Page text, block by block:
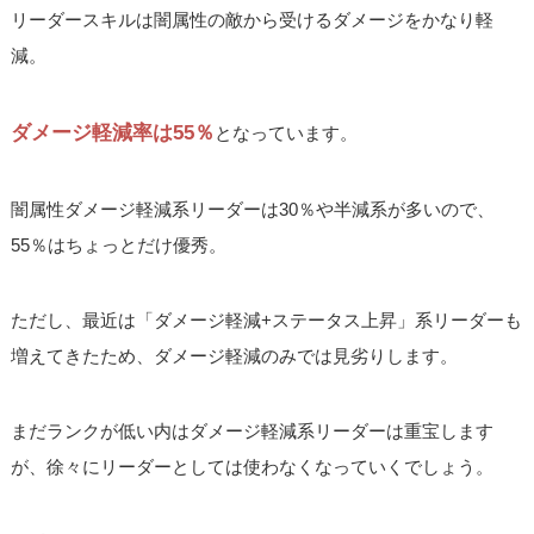
リーダースキルは闇属性の敵から受けるダメージをかなり軽
減。
ダメージ軽減率は55％ となっています。
闇属性ダメージ軽減系リーダーは30％や半減系が多いので、
55％はちょっとだけ優秀。
ただし、最近は「ダメージ軽減+ステータス上昇」系リーダーも
増えてきたため、ダメージ軽減のみでは見劣りします。
まだランクが低い内はダメージ軽減系リーダーは重宝します
が、徐々にリーダーとしては使わなくなっていくでしょう。